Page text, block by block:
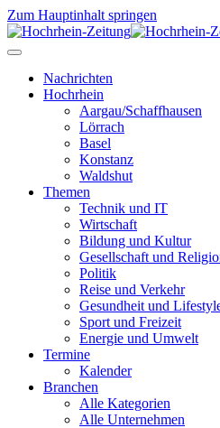
Zum Hauptinhalt springen
Nachrichten
Hochrhein
Aargau/Schaffhausen
Lörrach
Basel
Konstanz
Waldshut
Themen
Technik und IT
Wirtschaft
Bildung und Kultur
Gesellschaft und
Politik
Reise und Verkehr
Gesundheit und
Sport und Freizeit
Energie und Umwelt
Termine
Kalender
Branchen
Alle Kategorien
Alle Unternehmen